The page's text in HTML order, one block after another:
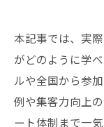
本記事では、実
がどのように学
ルや全国から参
例や集客力向上
ート体制まで一